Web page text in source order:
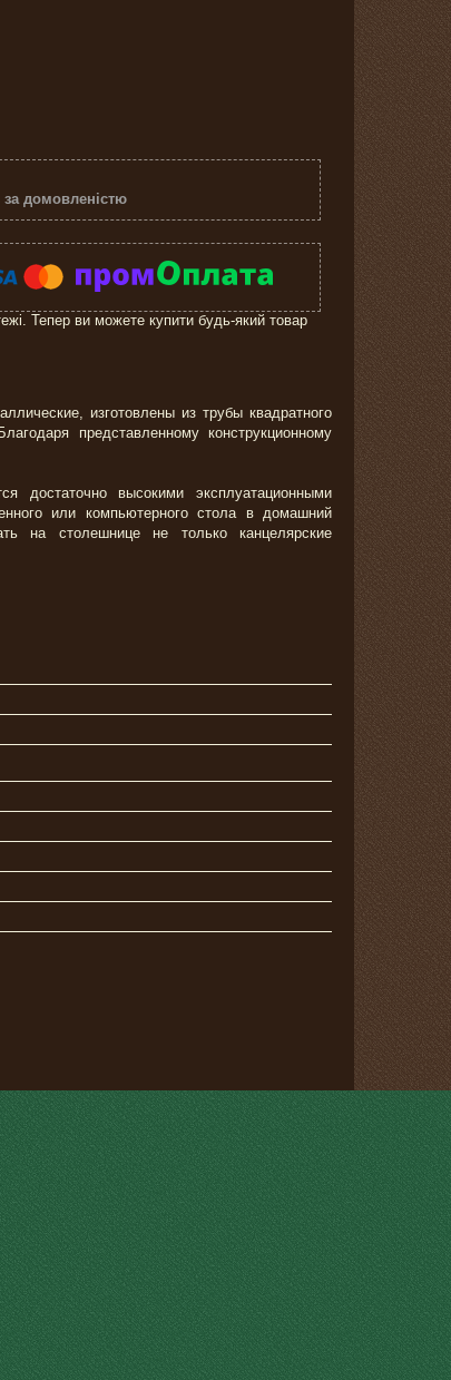
за домовленістю
Тепер ви можете купити будь-який товар
изготовлены из трубы квадратного
представленному конструкционному
достаточно высокими эксплуатационными
или компьютерного стола в домашний
на столешнице не только канцелярские